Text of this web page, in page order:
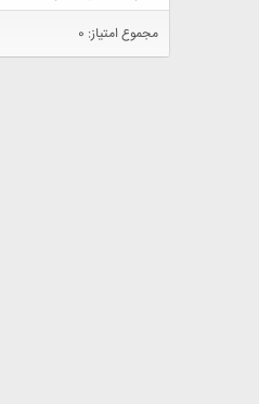
مجموع امتیاز: 0